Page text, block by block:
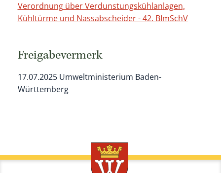
Verordnung über Verdunstungskühlanlagen,
Kühltürme und Nassabscheider - 42. BImSchV
Freigabevermerk
17.07.2025 Umweltministerium Baden-
Württemberg